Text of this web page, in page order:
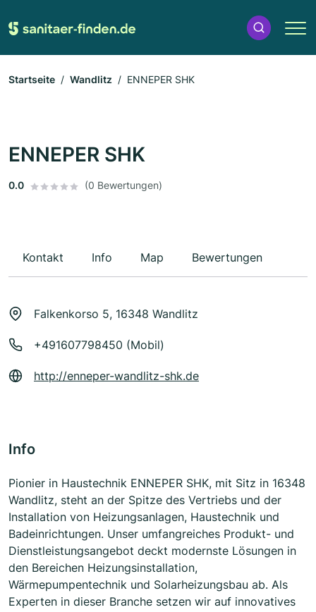
Startseite Wandlitz ENNEPER SHK
ENNEPER SHK
0.0 (0 Bewertungen)
Kontakt Info Map Bewertungen
Falkenkorso 5, 16348 Wandlitz
+491607798450 (Mobil)
http://enneper-wandlitz-shk.de
Info
Pionier in Haustechnik ENNEPER SHK, mit Sitz in 16348
Wandlitz, steht an der Spitze des Vertriebs und der
Installation von Heizungsanlagen, Haustechnik und
Badeinrichtungen. Unser umfangreiches Produkt- und
Dienstleistungsangebot deckt modernste Lösungen in
den Bereichen Heizungsinstallation,
Wärmepumpentechnik und Solarheizungsbau ab. Als
Experten in dieser Branche setzen wir auf innovatives